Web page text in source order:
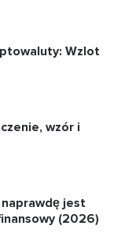
Wzlot
wzór i
naprawdę jest
(2026)